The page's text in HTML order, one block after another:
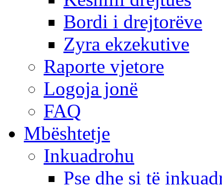
Bordi i drejtorëve
Zyra ekzekutive
Raporte vjetore
Logoja jonë
FAQ
Mbështetje
Inkuadrohu
Pse dhe si të